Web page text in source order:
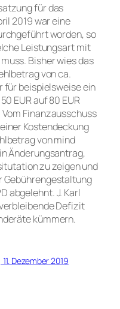
für das
2019 war eine
worden, so
Leistungsart mit
Bisher wies das
von ca.
für beispielsweise ein
EUR auf 80 EUR
Finanzausschuss
Kostendeckung
von mind
Änderungsantrag,
zu zeigen und
Gebührengestaltung
abgelehnt. J. Karl
Defizit
kümmern.
11. Dezember 2019